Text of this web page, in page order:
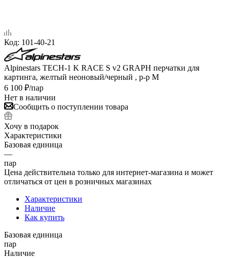
Код: 101-40-21
Alpinestars TECH-1 K RACE S v2 GRAPH перчатки для
картинга, желтый неоновый/черный , р-р M
6 100 ₽/пар
Нет в наличии
Сообщить о поступлении товара
Хочу в подарок
Характеристики
Базовая единица
—
пар
Цена действительна только для интернет-магазина и может
отличаться от цен в розничных магазинах
Характеристики
Наличие
Как купить
Базовая единица
пар
Наличие